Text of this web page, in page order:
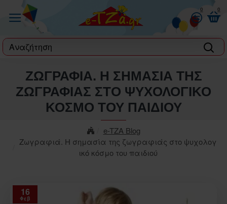
0 0
label
e-TZA Blog
Ζωγραφιά. Η σημασία της ζωγραφιάς στο ψυχολογ
ικό κόσμο του παιδιού
ΖΩΓΡΑΦΙΆ. Η ΣΗΜΑΣΊΑ ΤΗΣ
ΖΩΓΡΑΦΙΆΣ ΣΤΟ ΨΥΧΟΛΟΓΙΚΌ
ΚΌΣΜΟ ΤΟΥ ΠΑΙΔΙΟΎ
16
Φεβ